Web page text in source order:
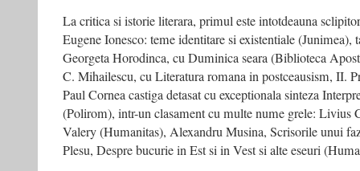
La critica si istorie literara, primul este intotdeauna
Eugene Ionesco: teme identitare si existentiale (Junimea),
Georgeta Horodinca, cu Duminica seara (Biblioteca
C. Mihailescu, cu Literatura romana in postceausism, II.
Paul Cornea castiga detasat cu exceptionala sinteza
(Polirom), intr-un clasament cu multe nume grele: Livius
Valery (Humanitas), Alexandru Musina, Scrisorile unui
Plesu, Despre bucurie in Est si in Vest si alte eseuri